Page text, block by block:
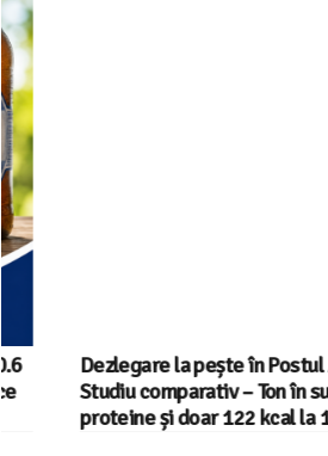
Dezlegare la pește în Postul
Studiu comparativ – Ton în suc
proteine și doar 122 kcal la 100